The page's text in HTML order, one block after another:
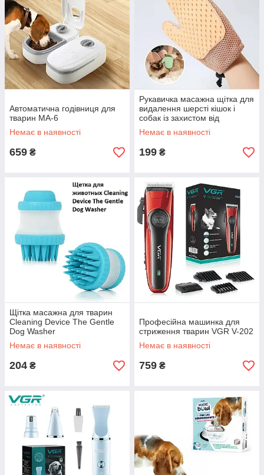
Автоматична годівниця для
тварин MA-6
Немає в наявності
659 ₴
Рукавичка масажна щітка для
видалення шерсті кішок і
собак із захистом від
подряпин XL-147
Немає в наявності
199 ₴
Щітка масажна для тварин
Cleaning Device The Gentle
Dog Washer
Немає в наявності
204 ₴
Професійна машинка для
стриження тварин VGR V-202
Немає в наявності
759 ₴